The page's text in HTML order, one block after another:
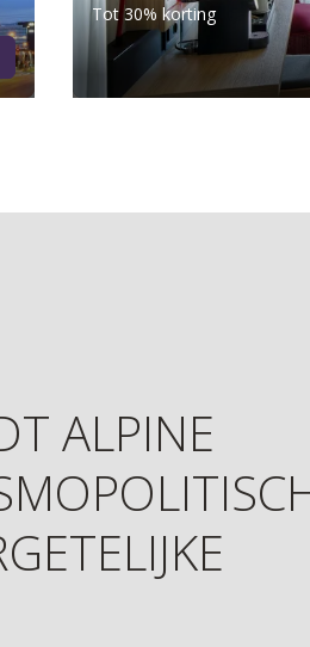
Tot 30% korting
ALPINE